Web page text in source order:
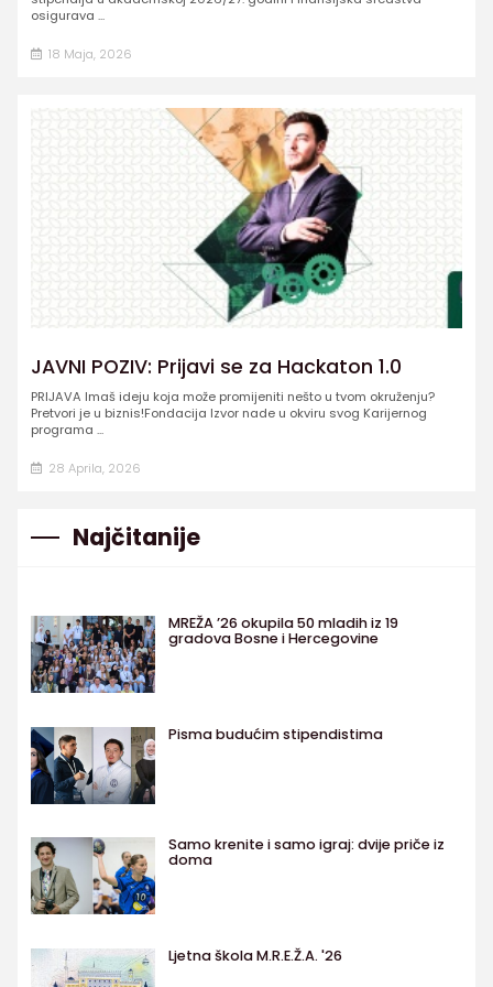
osigurava ...
18 Maja, 2026
JAVNI POZIV: Prijavi se za Hackaton 1.0
PRIJAVA Imaš ideju koja može promijeniti nešto u tvom okruženju?
Pretvori je u biznis!Fondacija Izvor nade u okviru svog Karijernog
programa ...
28 Aprila, 2026
Najčitanije
MREŽA ’26 okupila 50 mladih iz 19
gradova Bosne i Hercegovine
Pisma budućim stipendistima
Samo krenite i samo igraj: dvije priče iz
doma
Ljetna škola M.R.E.Ž.A. '26